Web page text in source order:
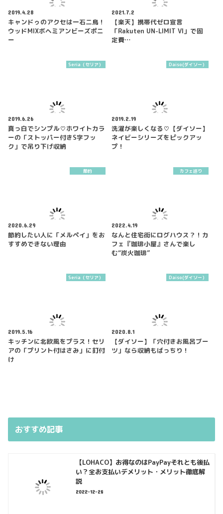
2019.4.28
キャンドゥのアクセは一石二鳥！
ウッドMIXボヘミアンビーズポニ
ー
2021.7.2
【楽天】携帯代ゼロ宣言
「Rakuten UN-LIMIT VI」で固
定費…
Seria（セリア）
2019.6.26
真っ白でシンプル♡ホワイトカラ
ーの「ストッパー付きS字フッ
ク」で吊り下げ収納
Daiso(ダイソー）
2019.2.19
洗濯が楽しくなる♡【ダイソー】
ネイビーシリーズをピックアッ
プ！
節約
2020.6.29
節約したい人に「メルペイ」をお
すすめできない理由
カフェ巡り
2022.4.19
なんと住宅街にログハウス？！カ
フェ『珈琲小屋』さんで楽し
む“炭火珈琲”
Seria（セリア）
2019.5.16
キッチンに北欧風をプラス！セリ
アの「プリント付はさみ」に釘付
け
Daiso(ダイソー）
2020.8.1
【ダイソー】「穴付きお風呂ブー
ツ」なら収納もばっちり！
おすすめ記事
【LOHACO】お得なのはPayPayそれとも後払
い？全お支払いデメリット・メリット徹底解
説
2022-12-28